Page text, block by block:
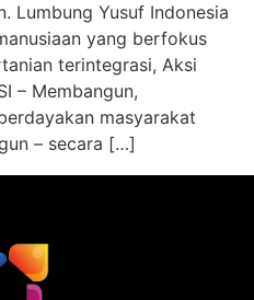
Lumbung Yusuf Indonesia
yang berfokus
terintegrasi, Aksi
– Membangun,
masyarakat
– secara […]